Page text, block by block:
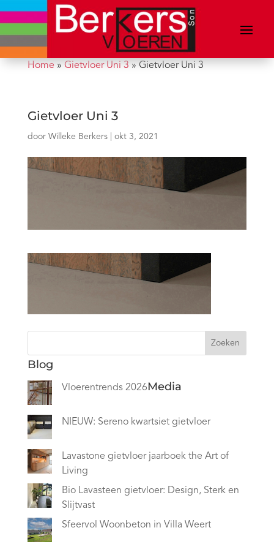
Home» Gietvloer Uni 3 » Gietvloer Uni 3
Gietvloer Uni 3
door Willeke Berkers| okt 3, 2021
Zoeken
Blog
Vloerentrends 2026
NIEUW: Sereno kwartsiet gietvloer
Lavastone gietvloer jaarboek the Art of
Living
Bio Lavasteen gietvloer: Design, Sterk en
Slijtvast
Sfeervol Woonbeton in Villa Weert
Media